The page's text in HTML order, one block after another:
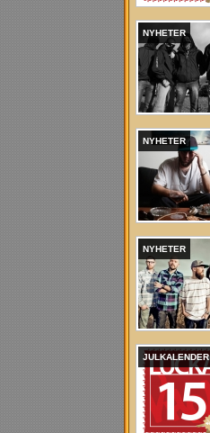
NYHETER
NYHETER
NYHETER
JULKALENDER